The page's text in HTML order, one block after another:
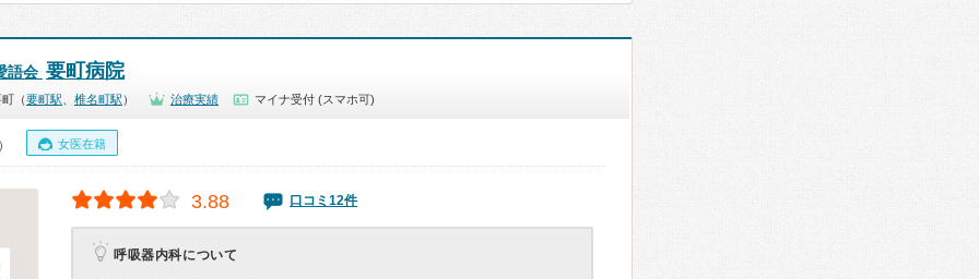
語会 要町病院
（要町駅 椎名町駅 ） 治療実績 マイナ受付 (スマホ可)
女医在籍
3.88 口コミ12件
呼吸器内科について